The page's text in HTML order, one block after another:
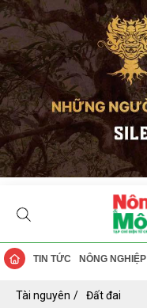
TIN TỨC NÔNG NGHIỆP
Tài nguyên Đất đai